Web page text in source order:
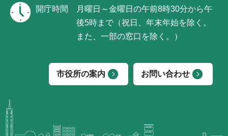
開庁時間
月曜日～金曜日の午前8時30分から午
後5時まで（祝日、年末年始を除く。
また、一部の窓口を除く。）
市役所の案内 お問い合わせ